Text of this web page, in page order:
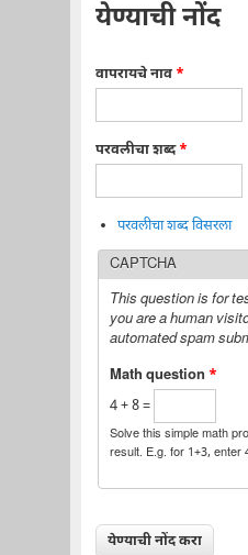
येण्याची नोंद
वापरायचे नाव *
परवलीचा शब्द*
परवलीचा शब्द विसरला
CAPTCHA
This question is for
you are a human
automated spam
Math question *
4 + 8 =
Solve this simple math
result. E.g. for 1+3, enter